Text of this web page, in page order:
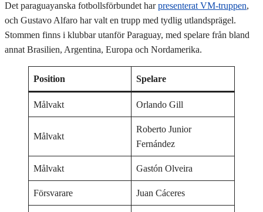
Det paraguayanska fotbollsförbundet harpresenterat VM-truppen,
och Gustavo Alfaro har valt en trupp med tydlig utlandsprägel.
Stommen finns i klubbar utanför Paraguay, med spelare från bland
annat Brasilien, Argentina, Europa och Nordamerika.
Position Spelare
Målvakt Orlando Gill
Målvakt
Roberto Junior
Fernández
Målvakt Gastón Olveira
Försvarare Juan Cáceres